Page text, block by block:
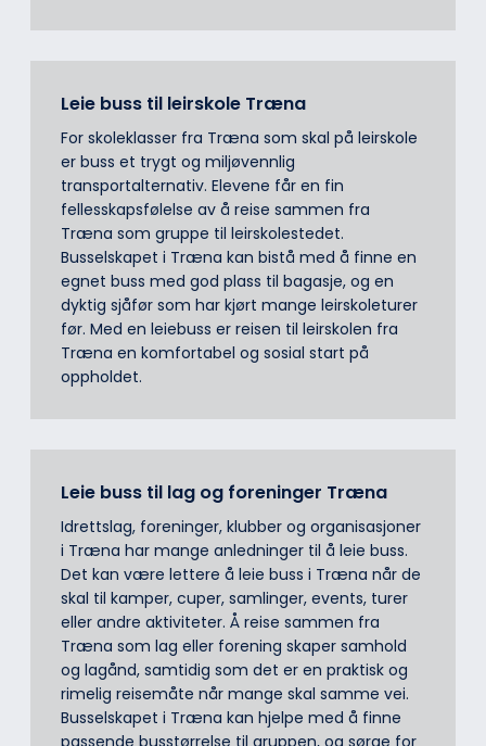
Leie buss til leirskole Træna
For skoleklasser fra Træna som skal på leirskole
er buss et trygt og miljøvennlig
transportalternativ. Elevene får en fin
fellesskapsfølelse av å reise sammen fra
Træna som gruppe til leirskolestedet.
Busselskapet i Træna kan bistå med å finne en
egnet buss med god plass til bagasje, og en
dyktig sjåfør som har kjørt mange leirskoleturer
før. Med en leiebuss er reisen til leirskolen fra
Træna en komfortabel og sosial start på
oppholdet.
Leie buss til lag og foreninger Træna
Idrettslag, foreninger, klubber og organisasjoner
i Træna har mange anledninger til å leie buss.
Det kan være lettere å leie buss i Træna når de
skal til kamper, cuper, samlinger, events, turer
eller andre aktiviteter. Å reise sammen fra
Træna som lag eller forening skaper samhold
og lagånd, samtidig som det er en praktisk og
rimelig reisemåte når mange skal samme vei.
Busselskapet i Træna kan hjelpe med å finne
passende busstørrelse til gruppen, og sørge for